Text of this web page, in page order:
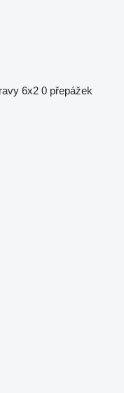
6x2 0 přepážek